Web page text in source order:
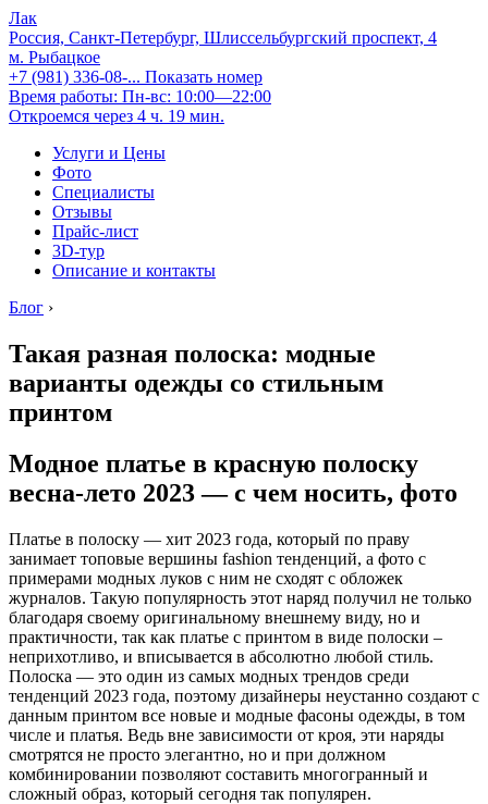
Лак
Россия, Санкт-Петербург, Шлиссельбургский проспект, 4
м. Рыбацкое
+7 (981) 336-08-... Показать номер
Время работы: Пн-вс: 10:00—22:00
Откроемся через 4 ч. 19 мин.
Услуги и Цены
Фото
Специалисты
Отзывы
Прайс-лист
3D-тур
Описание и контакты
Блог ›
Такая разная полоска: модные
варианты одежды со стильным
принтом
Модное платье в красную полоску
весна-лето 2023 — с чем носить, фото
Платье в полоску — хит 2023 года, который по праву
занимает топовые вершины fashion тенденций, а фото с
примерами модных луков с ним не сходят с обложек
журналов. Такую популярность этот наряд получил не только
благодаря своему оригинальному внешнему виду, но и
практичности, так как платье с принтом в виде полоски –
неприхотливо, и вписывается в абсолютно любой стиль.
Полоска — это один из самых модных трендов среди
тенденций 2023 года, поэтому дизайнеры неустанно создают с
данным принтом все новые и модные фасоны одежды, в том
числе и платья. Ведь вне зависимости от кроя, эти наряды
смотрятся не просто элегантно, но и при должном
комбинировании позволяют составить многогранный и
сложный образ, который сегодня так популярен.